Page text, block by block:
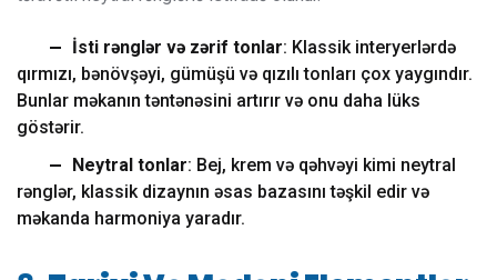
İsti rənglər və zərif tonlar: Klassik interyerlərdə
qırmızı, bənövşəyi, gümüşü və qızılı tonları çox yaygındır.
Bunlar məkanın təntənəsini artırır və onu daha lüks
göstərir.
Neytral tonlar: Bej, krem və qəhvəyi kimi neytral
rənglər, klassik dizaynın əsas bazasını təşkil edir və
məkanda harmoniya yaradır.